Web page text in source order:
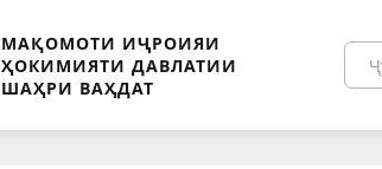
МАҚОМОТИ ИҶРОИЯИ
ҲОКИМИЯТИ ДАВЛАТИИ
ШАҲРИ ВАҲДАТ